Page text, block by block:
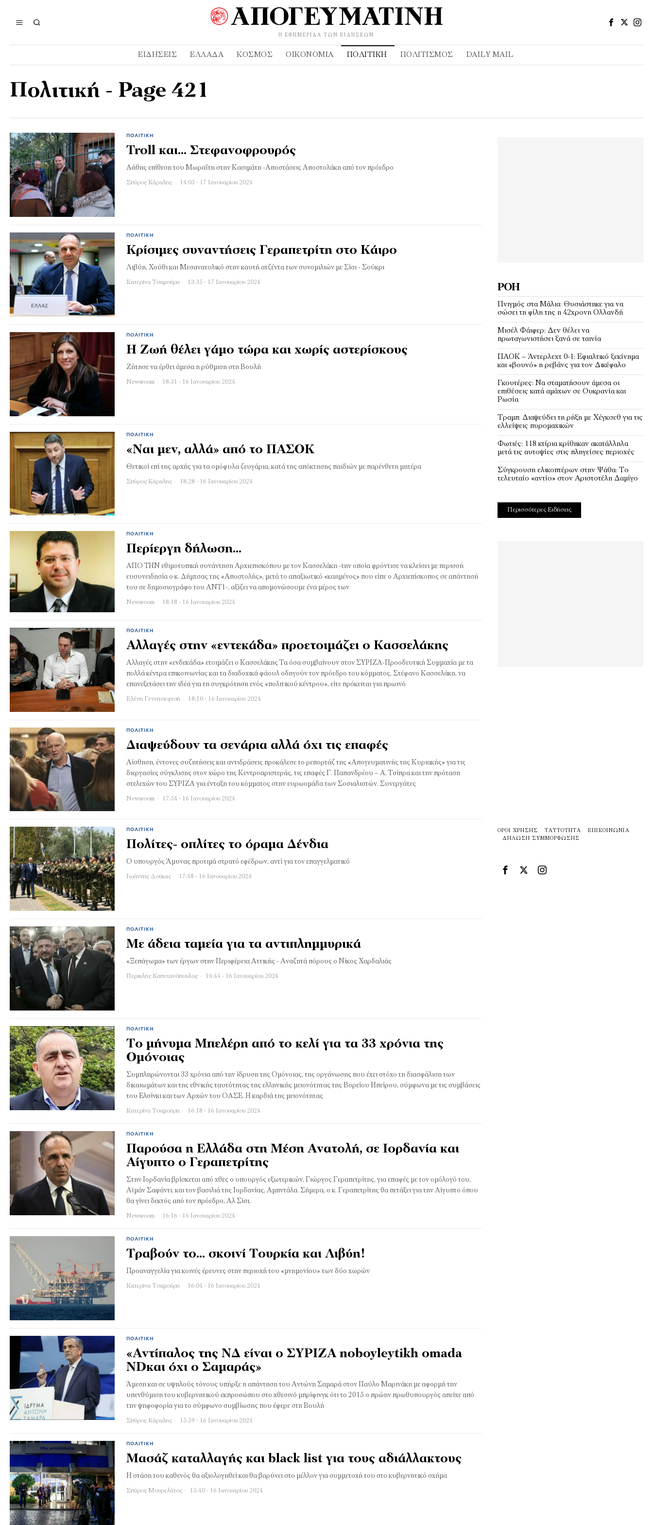
Η ΕΦΗΜΕΡΊΔΑ ΤΩΝ ΕΙΔΉΣΕΩΝ
ΕΙΔΉΣΕΙΣ ΕΛΛΆΔΑ ΚΌΣΜΟΣ ΟΙΚΟΝΟΜΊΑ ΠΟΛΙΤΙΚΉ ΠΟΛΙΤΙΣΜΌΣ DAILY MAIL
Πολιτική - Page 421
ΠΟΛΙΤΙΚΉ
Troll και… Στεφανοφρουρός
Αήθης επίθεση του Μωραΐτη στην Κασιμάτη -Αποστάσεις Αποστολάκη από τον πρόεδρο
Σπύρος Κάραλης 14:03 - 17 Ιανουαρίου 2024
ΠΟΛΙΤΙΚΉ
Κρίσιμες συναντήσεις Γεραπετρίτη στο Κάιρο
Λιβύη, Χούθι και Μεσανατολικό στην καυτή ατζέντα των συνομιλιών με Σίσι - Σούκρι
Κατερίνα Τσαμούρη 13:35 - 17 Ιανουαρίου 2024
ΠΟΛΙΤΙΚΉ
Η Ζωή θέλει γάμο τώρα και χωρίς αστερίσκους
Ζήτησε να έρθει άμεσα η ρύθμιση στη Βουλή
Newsroom 18:31 - 16 Ιανουαρίου 2024
ΠΟΛΙΤΙΚΉ
«Ναι μεν, αλλά» από το ΠΑΣΟΚ
Θετικοί επί της αρχής για τα ομόφυλα ζευγάρια, κατά της απόκτησης παιδιών με παρένθετη μητέρα
Σπύρος Κάραλης 18:28 - 16 Ιανουαρίου 2024
ΠΟΛΙΤΙΚΉ
Περίεργη δήλωση…
ΑΠΟ ΤΗΝ εθιμοτυπική συνάντηση Αρχιεπισκόπου με τον Κασσελάκη -την οποία φρόντισε να κλείσει με περισσή
ευσυνειδησία ο κ. Δήμτσας της «Αποστολής», μετά το απαξιωτικό «καημένος» που είπε ο Αρχιεπίσκοπος σε απάντησή
του σε δημοσιογράφο του ΑΝΤ1-, αξίζει να απομονώσουμε ένα μέρος των
Newsroom 18:18 - 16 Ιανουαρίου 2024
ΠΟΛΙΤΙΚΉ
Αλλαγές στην «εντεκάδα» προετοιμάζει ο Κασσελάκης
Αλλαγές στην «ενδεκάδα» ετοιμάζει ο Κασσελάκης Τα όσα συμβαίνουν στον ΣΥΡΙΖΑ-Προοδευτική Συμμαχία με τα
πολλά κέντρα επικοινωνίας και τα διαδοχικά φάουλ οδηγούν τον πρόεδρο του κόμματος, Στέφανο Κασσελάκη, να
επανεξετάσει την ιδέα για τη συγκρότηση ενός «πολιτικού κέντρου», είτε πρόκειται για πρωινό
Ελένη Γεννιτσεφτσή 18:10 - 16 Ιανουαρίου 2024
ΠΟΛΙΤΙΚΉ
Διαψεύδουν τα σενάρια αλλά όχι τις επαφές
Αίσθηση, έντονες συζητήσεις και αντιδράσεις προκάλεσε το ρεπορτάζ της «Απογευματινής της Κυριακής» για τις
διεργασίες σύγκλισης στον χώρο της Κεντροαριστεράς, τις επαφές Γ. Παπανδρέου – Α. Τσίπρα και την πρόταση
στελεχών του ΣΥΡΙΖΑ για ένταξη του κόμματος στην ευρωομάδα των Σοσιαλιστών. Συνεργάτες
Newsroom 17:54 - 16 Ιανουαρίου 2024
ΠΟΛΙΤΙΚΉ
Πολίτες- οπλίτες το όραμα Δένδια
Ο υπουργός Άμυνας προτιμά στρατό εφέδρων, αντί για τον επαγγελματικό
Ιωάννης Δούκας 17:48 - 16 Ιανουαρίου 2024
ΠΟΛΙΤΙΚΉ
Με άδεια ταμεία για τα αντιπλημμυρικά
«Ξεπάγωμα» των έργων στην Περιφέρεια Αττικής - Αναζητά πόρους ο Νίκος Χαρδαλιάς
Περικλής Καπετανόπουλος 16:44 - 16 Ιανουαρίου 2024
ΠΟΛΙΤΙΚΉ
Το μήνυμα Μπελέρη από το κελί για τα 33 χρόνια της
Ομόνοιας
Συμπληρώνονται 33 χρόνια από την ίδρυση της Ομόνοιας, της οργάνωσης που έχει στόχο τη διασφάλιση των
δικαιωμάτων και της εθνικής ταυτότητας της ελληνικής μειονότητας της Βορείου Ηπείρου, σύμφωνα με τις συμβάσεις
του Ελσίνκι και των Αρχών του ΟΑΣΕ. Η καρδιά της μειονότητας
Κατερίνα Τσαμούρη 16:18 - 16 Ιανουαρίου 2024
ΠΟΛΙΤΙΚΉ
Παρούσα η Ελλάδα στη Μέση Ανατολή, σε Ιορδανία και
Αίγυπτο ο Γεραπετρίτης
Στην Ιορδανία βρίσκεται από χθες ο υπουργός εξωτερικών, Γιώργος Γεραπετρίτης, για επαφές με τον ομόλογό του,
Αϊμάν Σαφάντι, και τον βασιλιά της Ιορδανίας, Αμπντάλα. Σήμερα, ο κ. Γεραπετρίτης θα πετάξει για την Αίγυπτο όπου
θα γίνει δεκτός από τον πρόεδρο, Αλ Σίσι,
Newsroom 16:16 - 16 Ιανουαρίου 2024
ΠΟΛΙΤΙΚΉ
Τραβούν το… σκοινί Τουρκία και Λιβύη!
Προαναγγελία για κοινές έρευνες στην περιοχή του «μνημονίου» των δύο χωρών
Κατερίνα Τσαμούρη 16:04 - 16 Ιανουαρίου 2024
ΠΟΛΙΤΙΚΉ
«Αντίπαλος της ΝΔ είναι ο ΣΥΡΙΖΑ noboyleytikh omada
NDκαι όχι ο Σαμαράς»
Άμεση και σε υψηλούς τόνους υπήρξε η απάντηση του Αντώνη Σαμαρά στον Παύλο Μαρινάκη με αφορμή την
υπενθύμιση του κυβερνητικού εκπροσώπου στο χθεσινό μπρίφινγκ ότι το 2015 ο πρώην πρωθυπουργός απείχε από
την ψηφοφορία για το σύμφωνο συμβίωσης που έφερε στη Βουλή
Σπύρος Κάραλης 15:59 - 16 Ιανουαρίου 2024
ΠΟΛΙΤΙΚΉ
Μασάζ καταλλαγής και black list για τους αδιάλλακτους
Η στάση του καθενός θα αξιολογηθεί και θα βαρύνει στο μέλλον για συμμετοχή του στο κυβερνητικό σχήμα
Σπύρος Μουρελάτος 15:40 - 16 Ιανουαρίου 2024
ΡΟΉ
Πνιγμός στα Μάλια: Θυσιάστηκε για να
σώσει τη φίλη της η 42χρονη Ολλανδή
Μισέλ Φάιφερ: Δεν θέλει να
πρωταγωνιστήσει ξανά σε ταινία
ΠΑΟΚ – Άντερλεχτ 0-1: Εφιαλτικό ξεκίνημα
και «βουνό» η ρεβάνς για τον Δικέφαλο
Γκουτέρες: Να σταματήσουν άμεσα οι
επιθέσεις κατά αμάχων σε Ουκρανία και
Ρωσία
Τραμπ: Διαψεύδει τη ρήξη με Χέγκσεθ για τις
ελλείψεις πυρομαχικών
Φωτιές: 118 κτίρια κρίθηκαν ακατάλληλα
μετά τις αυτοψίες στις πληγείσες περιοχές
Σύγκρουση ελικοπτέρων στην Ψάθα: Tο
τελευταίο «αντίο» στον Αριστοτέλη Δαμίγο
Περισσότερες Ειδήσεις
ΌΡΟΙ ΧΡΉΣΗΣ ΤΑΥΤΌΤΗΤΑ
ΕΠΙΚΟΙΝΩΝΊΑ
ΔΉΛΩΣΗ ΣΥΜΜΌΡΦΩΣΗΣ